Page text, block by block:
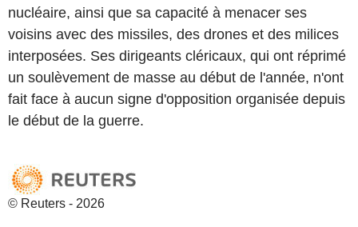
nucléaire, ainsi que sa capacité à menacer ses
voisins avec des missiles, des drones et des milices
interposées. Ses dirigeants cléricaux, qui ont réprimé
un soulèvement de masse au début de l'année, n'ont
fait face à aucun signe d'opposition organisée depuis
le début de la guerre.
© Reuters - 2026